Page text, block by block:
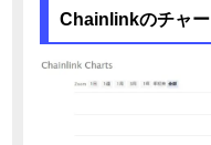
Chainlinkのチャー